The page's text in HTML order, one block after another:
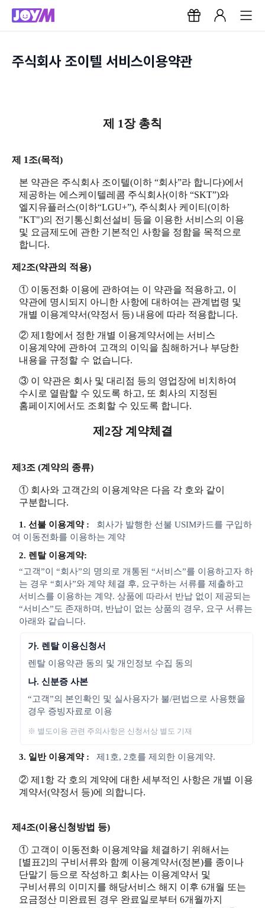
주식회사 조이텔 서비스이용약관
제 1장 총칙
제 1조(목적)
본 약관은 주식회사 조이텔(이하 “회사”라 합니다)에서
제공하는 에스케이텔레콤 주식회사(이하 “SKT”)와
엘지유플러스(이하“LGU+”), 주식회사 케이티(이하
"KT")의 전기통신회선설비 등을 이용한 서비스의 이용
및 요금제도에 관한 기본적인 사항을 정함을 목적으로
합니다.
제2조(약관의 적용)
① 이동전화 이용에 관하여는 이 약관을 적용하고, 이
약관에 명시되지 아니한 사항에 대하여는 관계법령 및
개별 이용계약서(약정서 등) 내용에 따라 적용합니다.
② 제1항에서 정한 개별 이용계약서에는 서비스
이용계약에 관하여 고객의 이익을 침해하거나 부당한
내용을 규정할 수 없습니다.
③ 이 약관은 회사 및 대리점 등의 영업장에 비치하여
수시로 열람할 수 있도록 하고, 또 회사의 지정된
홈페이지에서도 조회할 수 있도록 합니다.
제2장 계약체결
제3조 (계약의 종류)
① 회사와 고객간의 이용계약은 다음 각 호와 같이
구분합니다.
1. 선불 이용계약 :
회사가 발행한 선불 USIM카드를 구입하
여 이동전화를 이용하는 계약
2. 렌탈 이용계약:
“고객”이 “회사”의 명의로 개통된 “서비스”를 이용하고자 하
는 경우 “회사”와 계약 체결 후, 요구하는 서류를 제출하고
서비스를 이용하는 계약. 상품에 따라서 반납 없이 제공되는
“서비스”도 존재하며, 반납이 없는 상품의 경우, 요구 서류는
아래와 같습니다.
가. 렌탈 이용신청서
렌탈 이용약관 동의 및 개인정보 수집 동의
나. 신분증 사본
“고객”의 본인확인 및 실사용자가 불/편법으로 사용했을
경우 증빙자료로 이용
※ 별도이용 관련 주의사항은 신청서상 별도 기재
3. 일반 이용계약 : 제1호, 2호를 제외한 이용계약.
② 제1항 각 호의 계약에 대한 세부적인 사항은 개별 이용
계약서(약정서 등)에 의합니다.
제4조(이용신청방법 등)
① 고객이 이동전화 이용계약을 체결하기 위해서는
[별표2]의 구비서류와 함께 이용계약서(정본)를 종이나
단말기 등으로 작성하고 회사는 이용계약서 및
구비서류의 이미지를 해당서비스 해지 이후 6개월 또는
요금정산 미완료된 경우 완료일로부터 6개월까지